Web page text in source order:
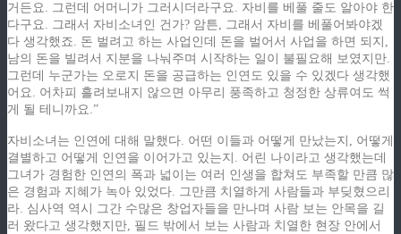
거든요. 그런데 어머니가 그러시더라구요. 자비를 베풀 줄도 알아야 한
다구요. 그래서 자비소녀인 건가? 암튼, 그래서 자비를 베풀어봐야겠
다 생각했죠. 돈 벌려고 하는 사업인데 돈을 벌어서 사업을 하면 되지,
남의 돈을 빌려서 지분을 나눠주며 시작하는 일이 불필요해 보였지만.
그런데 누군가는 오로지 돈을 공급하는 인연도 있을 수 있겠다 생각했
어요. 어차피 흘려보내지 않으면 아무리 풍족하고 청정한 상류여도 썩
게 될 테니까요.”
자비소녀는 인연에 대해 말했다. 어떤 이들과 어떻게 만났는지, 어떻게
결별하고 어떻게 인연을 이어가고 있는지. 어린 나이라고 생각했는데
그녀가 경험한 인연의 폭과 넓이는 여러 인생을 합쳐도 부족할 만큼 많
은 경험과 지혜가 녹아 있었다. 그만큼 치열하게 사람들과 부딪혔으리
라. 심사역 역시 그간 수많은 창업자들을 만나며 사람 보는 안목을 길
러 왔다고 생각했지만, 필드 밖에서 보는 사람과 치열한 현장 안에서